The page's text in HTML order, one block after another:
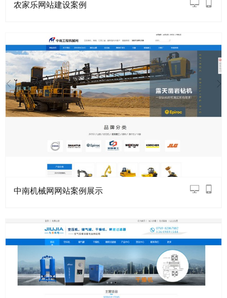
农家乐网站建设案例
中南机械网网站案例展示